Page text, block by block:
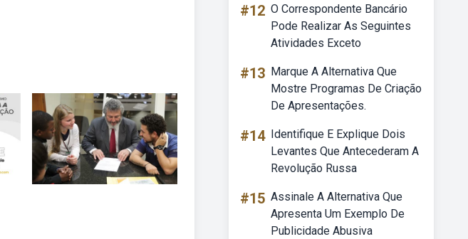
#12 O Correspondente Bancário
Pode Realizar As Seguintes
Atividades Exceto
#13 Marque A Alternativa Que
Mostre Programas De Criação
De Apresentações.
#14 Identifique E Explique Dois
Levantes Que Antecederam A
Revolução Russa
#15 Assinale A Alternativa Que
Apresenta Um Exemplo De
Publicidade Abusiva